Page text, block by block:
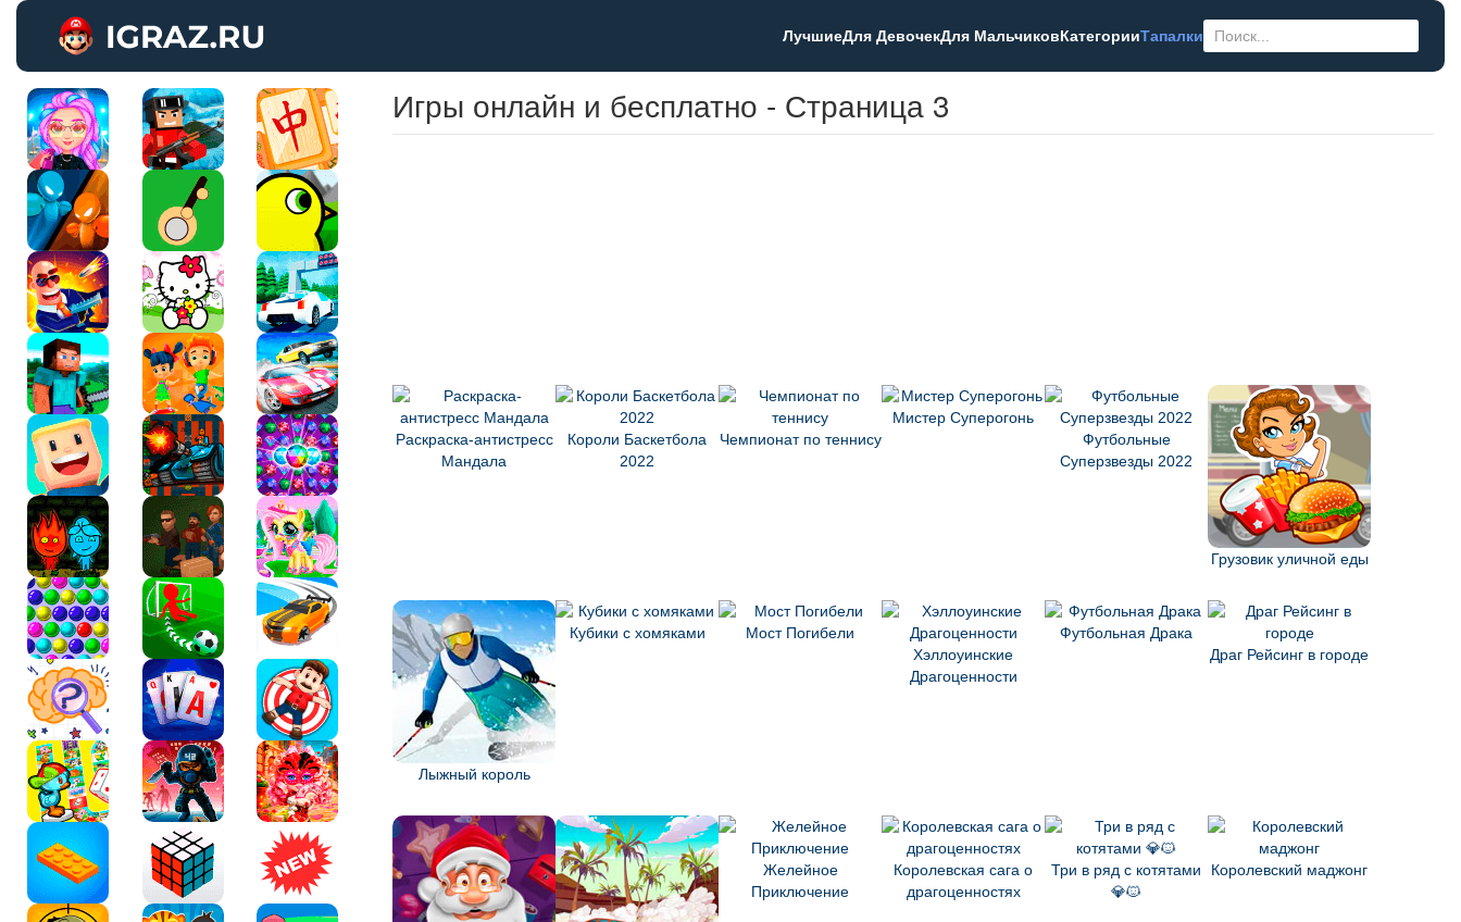
ЛучшиеДля ДевочекДля МальчиковКатегорииТапалки
Игры онлайн и бесплатно - Страница 3
Раскраска-антистресс
Мандала
Короли Баскетбола
2022
Чемпионат по теннису
Мистер Суперогонь
Футбольные
Суперзвезды 2022
Грузовик уличной еды
Лыжный король
Кубики с хомяками
Мост Погибели
Хэллоуинские
Драгоценности
Футбольная Драка
Драг Рейсинг в городе
Желейное
Приключение
Королевская сага о
драгоценностях
Три в ряд с котятами
💎🐱
Королевский маджонг